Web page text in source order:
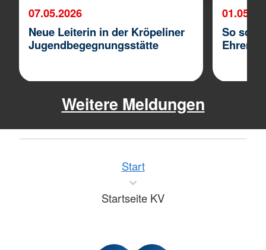
07.05.2026
Neue Leiterin in der Kröpeliner
Jugendbegegnungsstätte
So
Weitere Meldungen
Start
Startseite KV